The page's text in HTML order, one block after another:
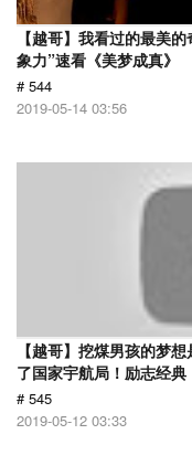
【越哥】我看过的最美
象力”速看《美梦成真》
# 544
2019-05-14 03:56
【越哥】挖煤男孩的梦
了国家宇航局！励志经典
# 545
2019-05-12 03:33